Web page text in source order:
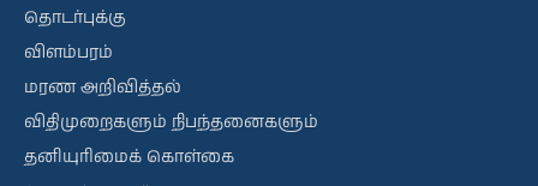
தொடர்புக்கு
விளம்பரம்
மரண அறிவித்தல்
விதிமுறைகளும் நிபந்தனைகளும்
தனியுரிமைக் கொள்கை